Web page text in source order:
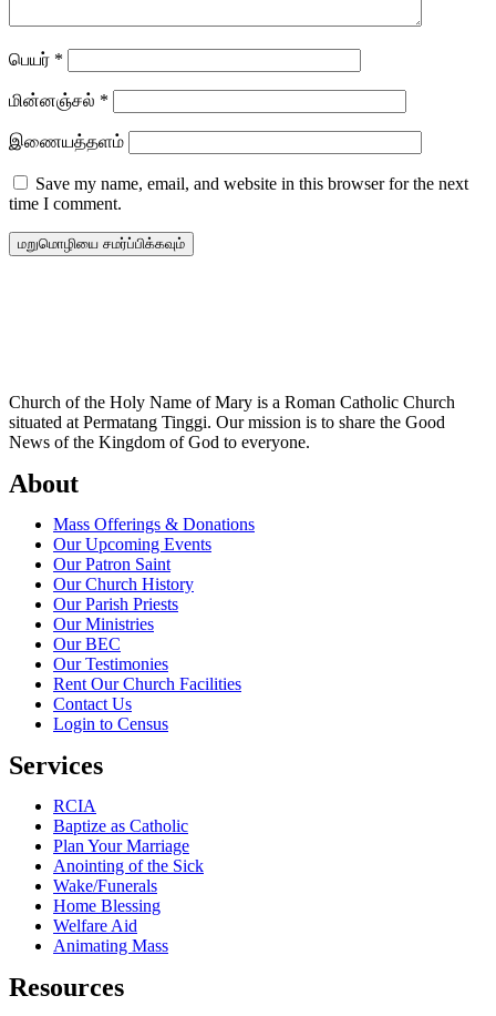
பெயர் *
மின்னஞ்சல் *
இணையத்தளம்
Save my name, email, and website in this browser for the next
time I comment.
Church of the Holy Name of Mary is a Roman Catholic Church
situated at Permatang Tinggi. Our mission is to share the Good
News of the Kingdom of God to everyone.
About
Mass Offerings & Donations
Our Upcoming Events
Our Patron Saint
Our Church History
Our Parish Priests
Our Ministries
Our BEC
Our Testimonies
Rent Our Church Facilities
Contact Us
Login to Census
Services
RCIA
Baptize as Catholic
Plan Your Marriage
Anointing of the Sick
Wake/Funerals
Home Blessing
Welfare Aid
Animating Mass
Resources